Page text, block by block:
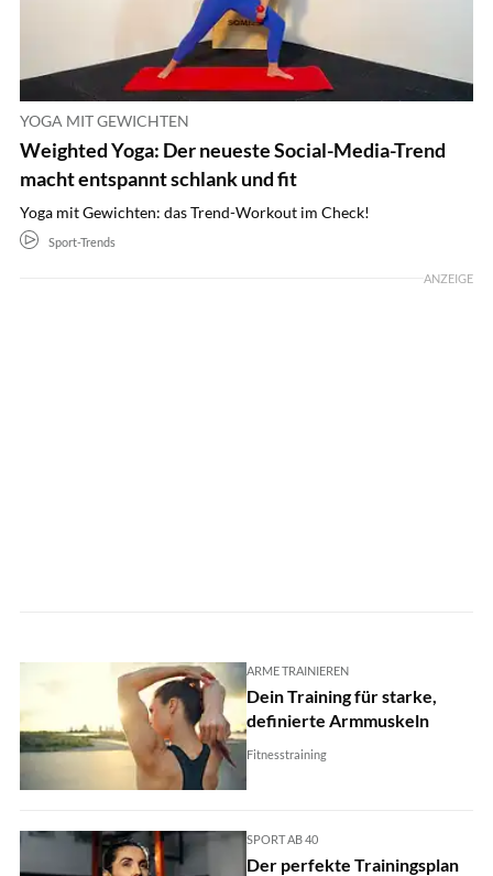
YOGA MIT GEWICHTEN
Weighted Yoga: Der neueste Social-Media-Trend
macht entspannt schlank und fit
Yoga mit Gewichten: das Trend-Workout im Check!
Sport-Trends
ANZEIGE
ARME TRAINIEREN
Dein Training für starke,
definierte Armmuskeln
Fitnesstraining
SPORT AB 40
Der perfekte Trainingsplan